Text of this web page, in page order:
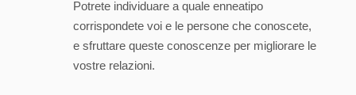
Potrete individuare a quale enneatipo
corrispondete voi e le persone che conoscete,
e sfruttare queste conoscenze per migliorare le
vostre relazioni.